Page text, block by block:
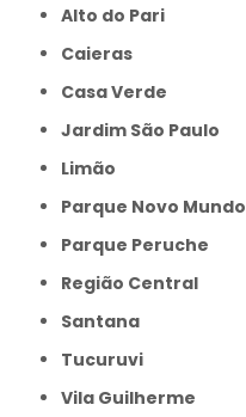
Alto do Pari
Caieras
Casa Verde
Jardim São Paulo
Limão
Parque Novo Mundo
Parque Peruche
Região Central
Santana
Tucuruvi
Vila Guilherme